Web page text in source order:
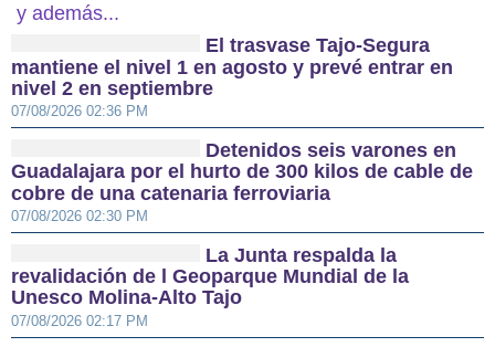
y además...
El trasvase Tajo-Segura
mantiene el nivel 1 en agosto y prevé entrar en
nivel 2 en septiembre
07/08/2026 02:36 PM
Detenidos seis varones en
Guadalajara por el hurto de 300 kilos de cable de
cobre de una catenaria ferroviaria
07/08/2026 02:30 PM
La Junta respalda la
revalidación de l Geoparque Mundial de la
Unesco Molina-Alto Tajo
07/08/2026 02:17 PM